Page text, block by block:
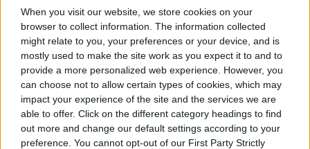
When you visit our website, we store cookies on your
browser to collect information. The information collected
might relate to you, your preferences or your device, and is
mostly used to make the site work as you expect it to and to
provide a more personalized web experience. However, you
can choose not to allow certain types of cookies, which may
impact your experience of the site and the services we are
able to offer. Click on the different category headings to find
out more and change our default settings according to your
preference. You cannot opt-out of our First Party Strictly
hasta el 13 de agosto